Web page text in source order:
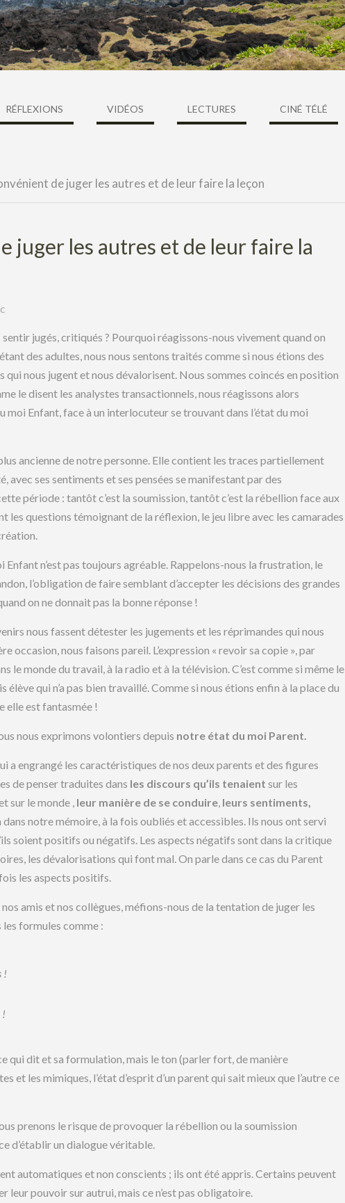
RÉFLEXIONS VIDÉOS LECTURES CINÉ TÉLÉ
de juger les autres et de leur faire la leçon
juger les autres et de leur faire la
jugés, critiqués ? Pourquoi réagissons-nous vivement quand on
des adultes, nous nous sentons traités comme si nous étions des
nous jugent et nous dévalorisent. Nous sommes coincés en position
le disent les analystes transactionnels, nous réagissons alors
Enfant, face à un interlocuteur se trouvant dans l’état du moi
ancienne de notre personne. Elle contient les traces partiellement
avec ses sentiments et ses pensées se manifestant par des
période : tantôt c’est la soumission, tantôt c’est la rébellion face aux
les questions témoignant de la réflexion, le jeu libre avec les camarades
n’est pas toujours agréable. Rappelons-nous la frustration, le
l’obligation de faire semblant d’accepter les décisions des grandes
on ne donnait pas la bonne réponse !
nous fassent détester les jugements et les réprimandes qui nous
occasion, nous faisons pareil. L’expression « revoir sa copie », par
le monde du travail, à la radio et à la télévision. C’est comme si même le
qui n’a pas bien travaillé. Comme si nous étions enfin à la place du
elle est fantasmée !
nous exprimons volontiers depuis notre état du moi Parent.
a engrangé les caractéristiques de nos deux parents et des figures
de penser traduites dans les discours qu’ils tenaient sur les
sur le monde , leur manière de se conduire, leurs sentiments,
notre mémoire, à la fois oubliés et accessibles. Ils nous ont servi
soient positifs ou négatifs. Les aspects négatifs sont dans la critique
les dévalorisations qui font mal. On parle dans ce cas du Parent
les aspects positifs.
amis et nos collègues, méfions-nous de la tentation de juger les
formules comme :
!
!
qui dit et sa formulation, mais le ton (parler fort, de manière
et les mimiques, l’état d’esprit d’un parent qui sait mieux que l’autre ce
prenons le risque de provoquer la rébellion ou la soumission
d’établir un dialogue véritable.
automatiques et non conscients ; ils ont été appris. Certains peuvent
leur pouvoir sur autrui, mais ce n’est pas obligatoire.